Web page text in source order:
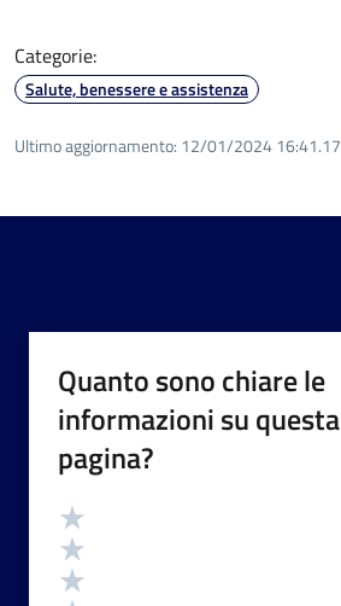
Categorie:
Salute, benessere e assistenza
Ultimo aggiornamento: 12/01/2024 16:41.17
Quanto sono chiare le
informazioni su questa
pagina?
Valutazione